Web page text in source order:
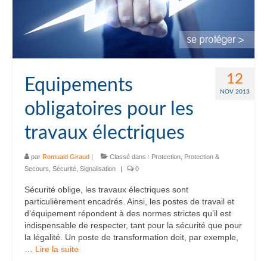
12
NOV 2013
Equipements
obligatoires pour les
travaux électriques
par Romuald Giraud | Classé dans : Protection Protection &
Secours Sécurité Signalisation | 0
Sécurité oblige, les travaux électriques sont
particulièrement encadrés. Ainsi, les postes de travail et
d’équipement répondent à des normes strictes qu’il est
indispensable de respecter, tant pour la sécurité que pour
la légalité. Un poste de transformation doit, par exemple,
Lire la suite­­